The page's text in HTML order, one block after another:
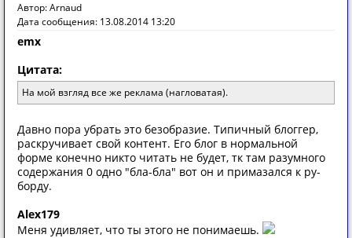
Автор: Arnaud
Дата сообщения: 13.08.2014 13:20
emx
Цитата:
На мой взгляд все же реклама (нагловатая).
Давно пора убрать это безобразие. Типичный блоггер,
раскручивает свой контент. Его блог в нормальной
форме конечно никто читать не будет, тк там разумного
содержания 0 одно "бла-бла" вот он и примазался к ру-
борду.
Alex179
Меня удивляет, что ты этого не понимаешь.